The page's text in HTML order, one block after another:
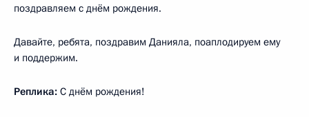
поздравляем с днём рождения.
Давайте, ребята, поздравим Данияла, поаплодируем ему
и поддержим.
Реплика: С днём рождения!